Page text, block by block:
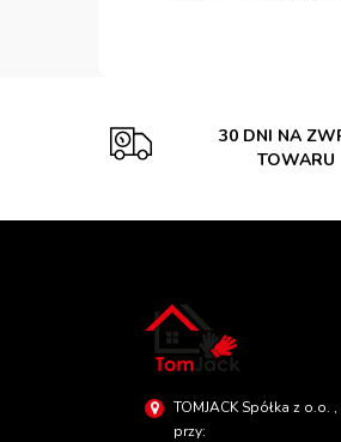
30 DNI NA
TOWARU
TOMJACK Spółka z o.o.
przy: